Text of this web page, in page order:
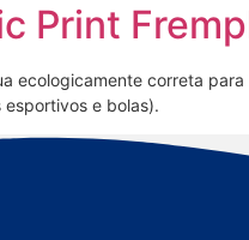
Print
ecologicamente correta para
esportivos e bolas).